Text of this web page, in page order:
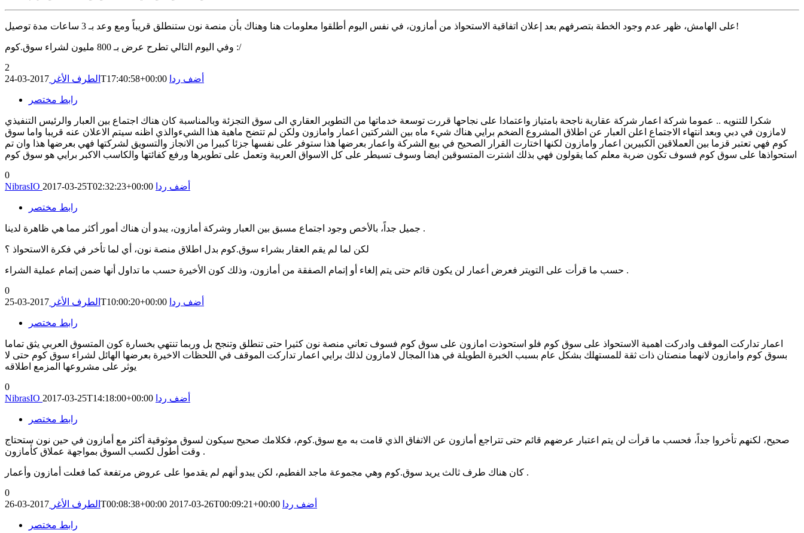
على الهامش، ظهر عدم وجود الخطة بتصرفهم بعد إعلان اتفاقية الاستحواذ من أمازون، في نفس اليوم أطلقوا معلومات هنا وهناك بأن منصة نون ستنطلق قريباً ومع وعد بـ 3 ساعات مدة توصيل!
وفي اليوم التالي تطرح عرض بـ 800 مليون لشراء سوق.كوم :/
2
الطرف الأغر 2017-03-24T17:40:58+00:00 أضف ردا
رابط مختصر
شكرا للتنويه .. عموما شركة اعمار شركة عقارية ناجحة بامتياز واعتمادا على نجاحها قررت توسعة خدماتها من التطوير العقاري الى سوق التجزئة وبالمناسبة كان هناك اجتماع بين العبار والرئيس التنفيذي
لامازون في دبي وبعد انتهاء الاجتماع اعلن العبار عن اطلاق المشروع الضخم برايي هناك شيء ماه بين الشركتين اعمار وامازون ولكن لم تتضح ماهية هذا الشيءوالذي اظنه سيتم الاعلان عنه قريبا واما سوق
كوم فهي تعتبر قزما بين العملاقين الكبيرين اعمار وامازون لكنها اختارت القرار الصحيح في بيع الشركة واعمار بعرضها هذا ستوفر على نفسها جزئا كبيرا من الانجاز والتسويق لشركتها فهي بعرضها هذا وان تم
استحواذها على سوق كوم فسوف تكون ضربة معلم كما يقولون فهي بذلك اشترت المتسوقين ايضا وسوف تسيطر على كل الاسواق العربية وتعمل على تطويرها ورفع كفائتها والكاسب الاكبر برايي هو سوق كوم
0
NibrasIO 2017-03-25T02:32:23+00:00 أضف ردا
رابط مختصر
جميل جداً، بالأخص وجود اجتماع مسبق بين العبار وشركة أمازون، يبدو أن هناك أمور أكثر مما هي ظاهرة لدينا .
لكن لما لم يقم العقار بشراء سوق.كوم بدل اطلاق منصة نون، أي لما تأخر في فكرة الاستحواذ ؟
حسب ما قرأت على التويتر فعرض أعمار لن يكون قائم حتى يتم إلغاء أو إتمام الصفقة من أمازون، وذلك كون الأخيرة حسب ما تداول أنها ضمن إتمام عملية الشراء .
0
الطرف الأغر 2017-03-25T10:00:20+00:00 أضف ردا
رابط مختصر
اعمار تداركت الموقف وادركت اهمية الاستحواذ على سوق كوم فلو استحوذت امازون على سوق كوم فسوف تعاني منصة نون كثيرا حتى تنطلق وتنجح بل وربما تنتهي بخسارة كون المتسوق العربي يثق تماما
بسوق كوم وامازون لانهما منصتان ذات ثقة للمستهلك بشكل عام بسبب الخبرة الطويلة في هذا المجال لامازون لذلك برايي اعمار تداركت الموقف في اللحظات الاخيرة بعرضها الهائل لشراء سوق كوم حتى لا
يوثر على مشروعها المزمع اطلاقه
0
NibrasIO 2017-03-25T14:18:00+00:00 أضف ردا
رابط مختصر
صحيح، لكنهم تأخروا جداً، فحسب ما قرأت لن يتم اعتبار عرضهم قائم حتى تتراجع أمازون عن الاتفاق الذي قامت به مع سوق.كوم، فكلامك صحيح سيكون لسوق موثوقية أكثر مع أمازون في حين نون ستحتاج
وقت أطول لكسب السوق بمواجهة عملاق كأمازون .
كان هناك طرف ثالث يريد سوق.كوم وهي مجموعة ماجد الفطيم، لكن يبدو أنهم لم يقدموا على عروض مرتفعة كما فعلت أمازون وأعمار .
0
الطرف الأغر 2017-03-26T00:08:38+00:00 2017-03-26T00:09:21+00:00 أضف ردا
رابط مختصر